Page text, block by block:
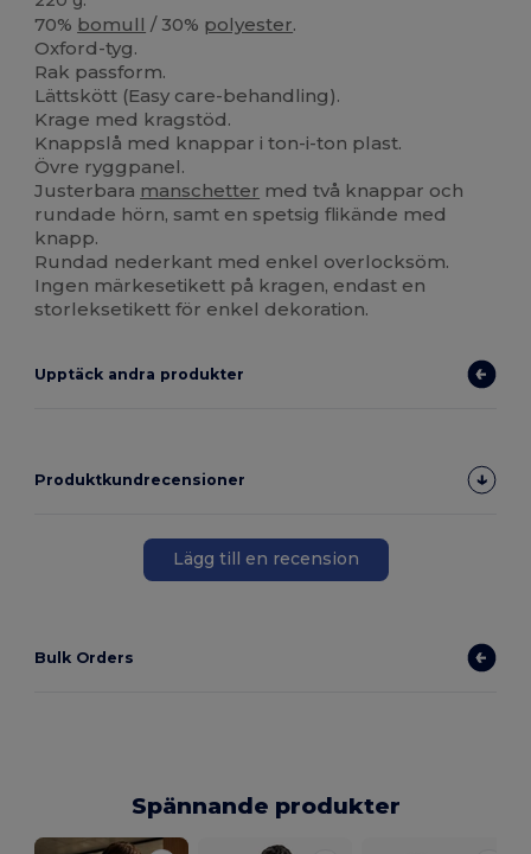
70% bomull / 30% polyester.
Oxford-tyg.
Rak passform.
Lättskött (Easy care-behandling).
Krage med kragstöd.
Knappslå med knappar i ton-i-ton plast.
Övre ryggpanel.
Justerbara manschetter med två knappar och
rundade hörn, samt en spetsig flikände med
knapp.
Rundad nederkant med enkel overlocksöm.
Ingen märkesetikett på kragen, endast en
storleksetikett för enkel dekoration.
Upptäck andra produkter
Produktkundrecensioner
Lägg till en recension
Bulk Orders
Spännande produkter